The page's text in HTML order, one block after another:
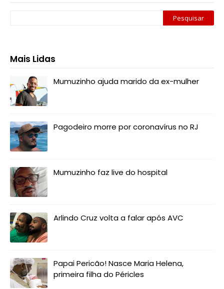
Mais Lidas
Mumuzinho ajuda marido da ex-mulher
Pagodeiro morre por coronavírus no RJ
Mumuzinho faz live do hospital
Arlindo Cruz volta a falar após AVC
Papai Pericão! Nasce Maria Helena,
primeira filha do Péricles